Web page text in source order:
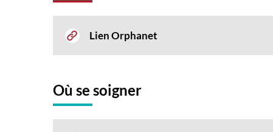
Lien Orphanet
Où se soigner